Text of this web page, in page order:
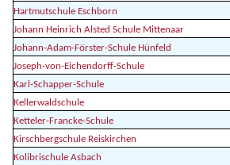
Hartmutschule Eschborn
Johann Heinrich Alsted Schule Mittenaar
Johann-Adam-Förster-Schule Hünfeld
Joseph-von-Eichendorff-Schule
Karl-Schapper-Schule
Kellerwaldschule
Ketteler-Francke-Schule
Kirschbergschule Reiskirchen
Kolibrischule Asbach